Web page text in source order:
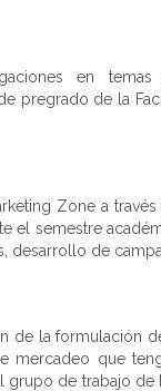
en
pregrado de la
Zone a
el semestre
desarrollo de
de la formulación
mercadeo que
de trabajo de